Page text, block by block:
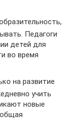
Педагоги
детей для
во время
на развитие
учить
новые